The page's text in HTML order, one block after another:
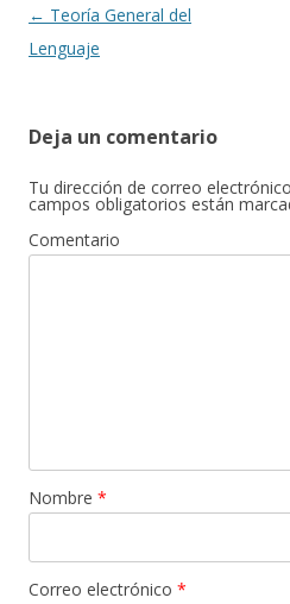
k r
Navegación
de
← Teoría General del
Lenguaje
Deja un comentario
Tu dirección de correo
campos obligatorios están
Comentario
Nombre *
Correo electrónico *